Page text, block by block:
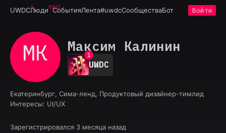
UWDCЛюди6932
СобытияЛента#uwdcСообществаБот Войти
МК Максим Калинин
0
1
2
3
5
8
UWDC
Екатеринбург, Сима-ленд, Продуктовый дизайнер-тимлид
Интересы: UI/UX
Зарегистрировался 3 месяца назад